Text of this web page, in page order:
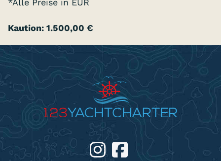
*Alle Preise in EUR
Kaution: 1.500,00 €